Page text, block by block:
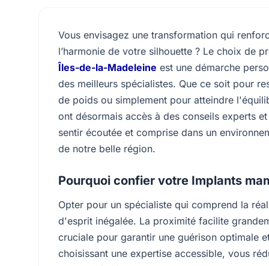
Vous envisagez une transformation qui
l’harmonie de votre silhouette ? Le choix de
Îles-de-la-Madeleine est une démarche
des meilleurs spécialistes. Que ce soit pour
de poids ou simplement pour atteindre
ont désormais accès à des conseils experts
sentir écoutée et comprise dans un
de notre belle région.
Pourquoi confier votre Implants
Opter pour un spécialiste qui comprend la
d'esprit inégalée. La proximité facilite
cruciale pour garantir une guérison optimale
choisissant une expertise accessible, vous